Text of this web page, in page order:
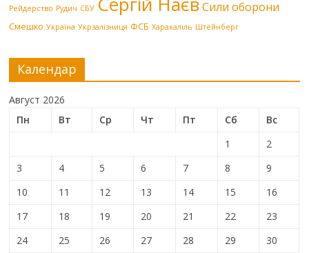
Рейдерство Рудич СБУ Сили оборони
Смешко Україна Укрзалізниця ФСБ Харахаліль Штейнберг
Календар
Август 2026
Пн
Вт Ср Чт Пт Сб
Вс
1
2
3
4 5 6 7 8
9
10
11 12 13 14 15
16
17
18 19 20 21 22
23
24
25 26 27 28 29
30